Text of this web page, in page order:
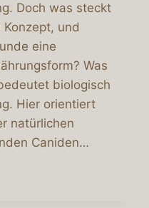
Doch was steckt
und
eine
Was
biologisch
Hier orientiert
natürlichen
Caniden…